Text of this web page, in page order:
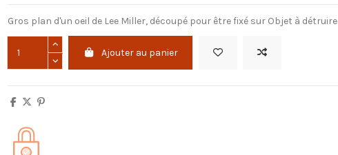
Gros plan d'un oeil de Lee Miller, découpé pour être fixé sur Objet à détruire
Ajouter au panier